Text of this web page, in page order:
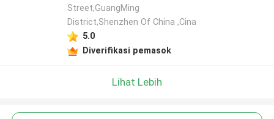
Street,GuangMing
District,Shenzhen Of China ,Cina
5.0
Diverifikasi pemasok
Lihat Lebih